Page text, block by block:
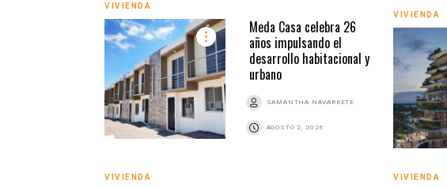
VIVIENDA
Meda Casa celebra 26
años impulsando el
desarrollo habitacional y
urbano
SAMANTHA NAVARRETE
AGOSTO 2, 2026
VIVIENDA
VIVIENDA VIVIENDA